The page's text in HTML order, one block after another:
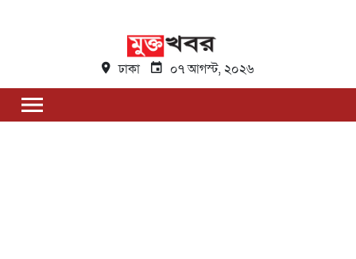
ঢাকা ০৭ আগস্ট, ২০২৬